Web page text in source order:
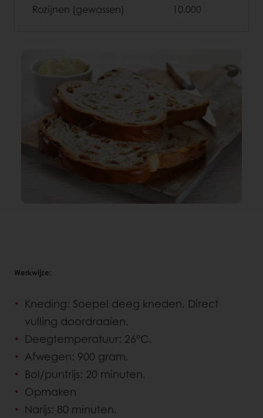
Rozijnen (gewassen) 10.000
Werkwijze:
Kneding: Soepel deeg kneden. Direct
vulling doordraaien.
Deegtemperatuur: 26°C.
Afwegen: 900 gram.
Bol/puntrijs: 20 minuten.
Opmaken
Narijs: 80 minuten.